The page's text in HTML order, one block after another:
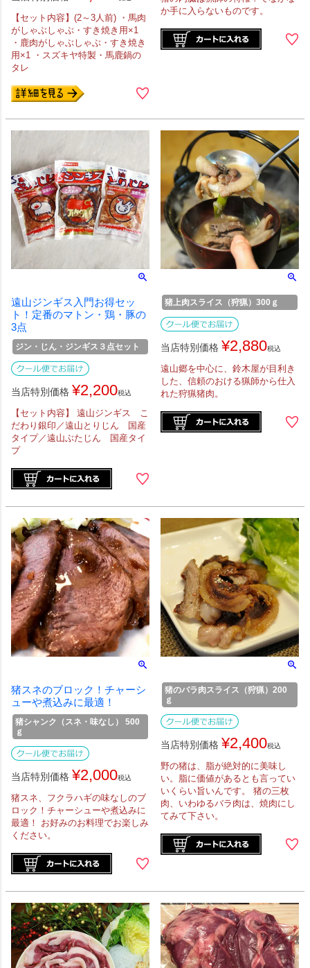
【セット内容】(2～3人前) ・馬肉
がしゃぶしゃぶ・すき焼き用×1
・鹿肉がしゃぶしゃぶ・すき焼き
用×1 ・スズキヤ特製・馬鹿鍋の
タレ
か手に入らないものです。
遠山ジンギス入門お得セッ
ト！定番のマトン・鶏・豚の
3点
ジン・じん・ジンギス３点セット
当店特別価格 ¥2,200税込
【セット内容】 遠山ジンギス こ
だわり銀印／遠山とりじん 国産
タイプ／遠山ぶたじん 国産タイ
プ
猪上肉スライス（狩猟）300ｇ
当店特別価格 ¥2,880税込
遠山郷を中心に、鈴木屋が目利き
した、信頼のおける猟師から仕入
れた狩猟猪肉。
猪スネのブロック！チャーシ
ューや煮込みに最適！
猪シャンク（スネ・味なし） 500
ｇ
当店特別価格 ¥2,000税込
猪スネ、フクラハギの味なしのブ
ロック！チャーシューや煮込みに
最適！ お好みのお料理でお楽しみ
ください。
猪のバラ肉スライス（狩猟）200
ｇ
当店特別価格 ¥2,400税込
野の猪は、脂が絶対的に美味し
い。脂に価値があるとも言ってい
いくらい旨いんです。 猪の三枚
肉、いわゆるバラ肉は、焼肉にし
てみて下さい。